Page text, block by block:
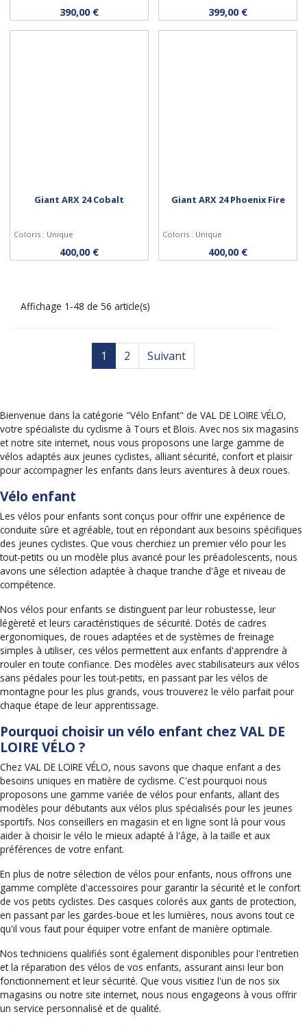
Acheter
390,00 € Acheter
399,00 €
Acheter
Giant ARX 24 Cobalt
Coloris : Unique
400,00 € Acheter
Giant ARX 24 Phoenix Fire
Coloris : Unique
400,00 €
Affichage 1-48 de 56 article(s)
1 2 Suivant
Bienvenue dans la catégorie "Vélo Enfant" de VAL DE LOIRE VÉLO,
votre spécialiste du cyclisme à Tours et Blois. Avec nos six magasins
et notre site internet, nous vous proposons une large gamme de
vélos adaptés aux jeunes cyclistes, alliant sécurité, confort et plaisir
pour accompagner les enfants dans leurs aventures à deux roues.
Vélo enfant
Les vélos pour enfants sont conçus pour offrir une expérience de
conduite sûre et agréable, tout en répondant aux besoins spécifiques
des jeunes cyclistes. Que vous cherchiez un premier vélo pour les
tout-petits ou un modèle plus avancé pour les préadolescents, nous
avons une sélection adaptée à chaque tranche d'âge et niveau de
compétence.
Nos vélos pour enfants se distinguent par leur robustesse, leur
légèreté et leurs caractéristiques de sécurité. Dotés de cadres
ergonomiques, de roues adaptées et de systèmes de freinage
simples à utiliser, ces vélos permettent aux enfants d'apprendre à
rouler en toute confiance. Des modèles avec stabilisateurs aux vélos
sans pédales pour les tout-petits, en passant par les vélos de
montagne pour les plus grands, vous trouverez le vélo parfait pour
chaque étape de leur apprentissage.
Pourquoi choisir un vélo enfant chez VAL DE
LOIRE VÉLO ?
Chez VAL DE LOIRE VÉLO, nous savons que chaque enfant a des
besoins uniques en matière de cyclisme. C'est pourquoi nous
proposons une gamme variée de vélos pour enfants, allant des
modèles pour débutants aux vélos plus spécialisés pour les jeunes
sportifs. Nos conseillers en magasin et en ligne sont là pour vous
aider à choisir le vélo le mieux adapté à l'âge, à la taille et aux
préférences de votre enfant.
En plus de notre sélection de vélos pour enfants, nous offrons une
gamme complète d'accessoires pour garantir la sécurité et le confort
de vos petits cyclistes. Des casques colorés aux gants de protection,
en passant par les gardes-boue et les lumières, nous avons tout ce
qu'il vous faut pour équiper votre enfant de manière optimale.
Nos techniciens qualifiés sont également disponibles pour l'entretien
et la réparation des vélos de vos enfants, assurant ainsi leur bon
fonctionnement et leur sécurité. Que vous visitiez l'un de nos six
magasins ou notre site internet, nous nous engageons à vous offrir
un service personnalisé et de qualité.